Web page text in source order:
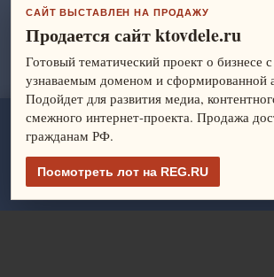
СПРАВОЧНИК
ФРАНШИЗЫ
ktovdele.ru — идеи и ведение бизнеса. Все
Политика
САЙТ ВЫСТАВЛЕН НА ПРОДАЖУ
Продается сайт ktovdele.ru
Готовый тематический проект о бизнесе
узнаваемым доменом и сформированной
Подойдет для развития медиа,
смежного интернет-проекта. Продажа
гражданам РФ.
Посмотреть лот на REG.RU